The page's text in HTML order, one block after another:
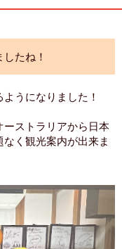
たね！
うになりました！
ーストラリアから日本
く観光案内が出来ま